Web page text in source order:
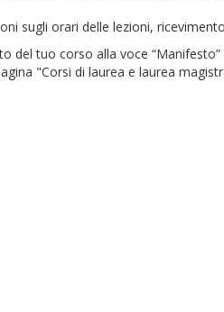
sugli orari delle lezioni,
del tuo corso alla voce
"Corsi di laurea e laurea